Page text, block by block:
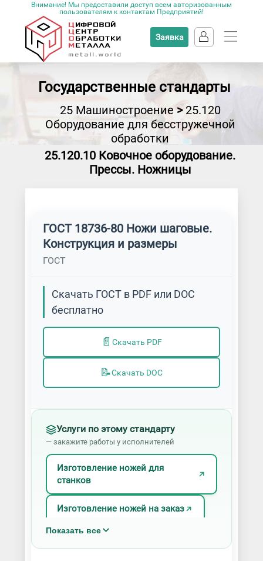
Внимание! Мы предоставили доступ всем авторизованным
пользователям к контактам Предприятий!
Заявка
Государственные стандарты
25 Машиностроение>25.120
Оборудование для бесстружечной
обработки
25.120.10 Ковочное оборудование.
Прессы. Ножницы
ГОСТ 18736-80 Ножи шаговые.
Конструкция и размеры
ГОСТ
Скачать ГОСТ в PDF или DOC
бесплатно
📄 Скачать PDF
📝Скачать DOC
Услуги по этому стандарту
— закажите работы у исполнителей
Изготовление ножей для
станков
Изготовление ножей на заказ
ножей
Показать все